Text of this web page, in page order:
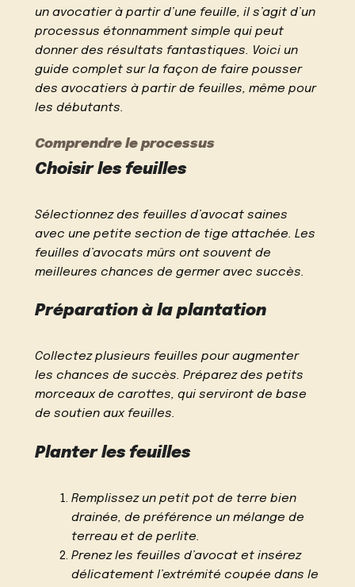
un avocatier à partir d’une feuille, il s’agit d’un
processus étonnamment simple qui peut
donner des résultats fantastiques. Voici un
guide complet sur la façon de faire pousser
des avocatiers à partir de feuilles, même pour
les débutants.
Comprendre le processus
Choisir les feuilles
Sélectionnez des feuilles d’avocat saines
avec une petite section de tige attachée. Les
feuilles d’avocats mûrs ont souvent de
meilleures chances de germer avec succès.
Préparation à la plantation
Collectez plusieurs feuilles pour augmenter
les chances de succès. Préparez des petits
morceaux de carottes, qui serviront de base
de soutien aux feuilles.
Planter les feuilles
Remplissez un petit pot de terre bien
drainée, de préférence un mélange de
terreau et de perlite.
Prenez les feuilles d’avocat et insérez
délicatement l’extrémité coupée dans le